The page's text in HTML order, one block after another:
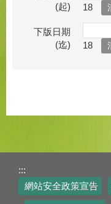
(起)
18
下版日期
(迄)
18
:::
網站安全政策宣告